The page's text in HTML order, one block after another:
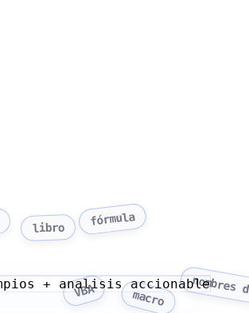
libro fórmula
VBA macro
+ analisis accionable